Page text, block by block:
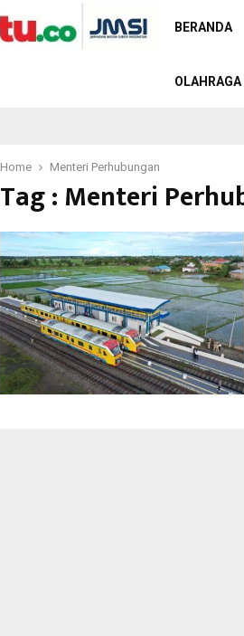
BERANDA
OLAHRAGA
Home Menteri Perhubungan
Tag : Menteri